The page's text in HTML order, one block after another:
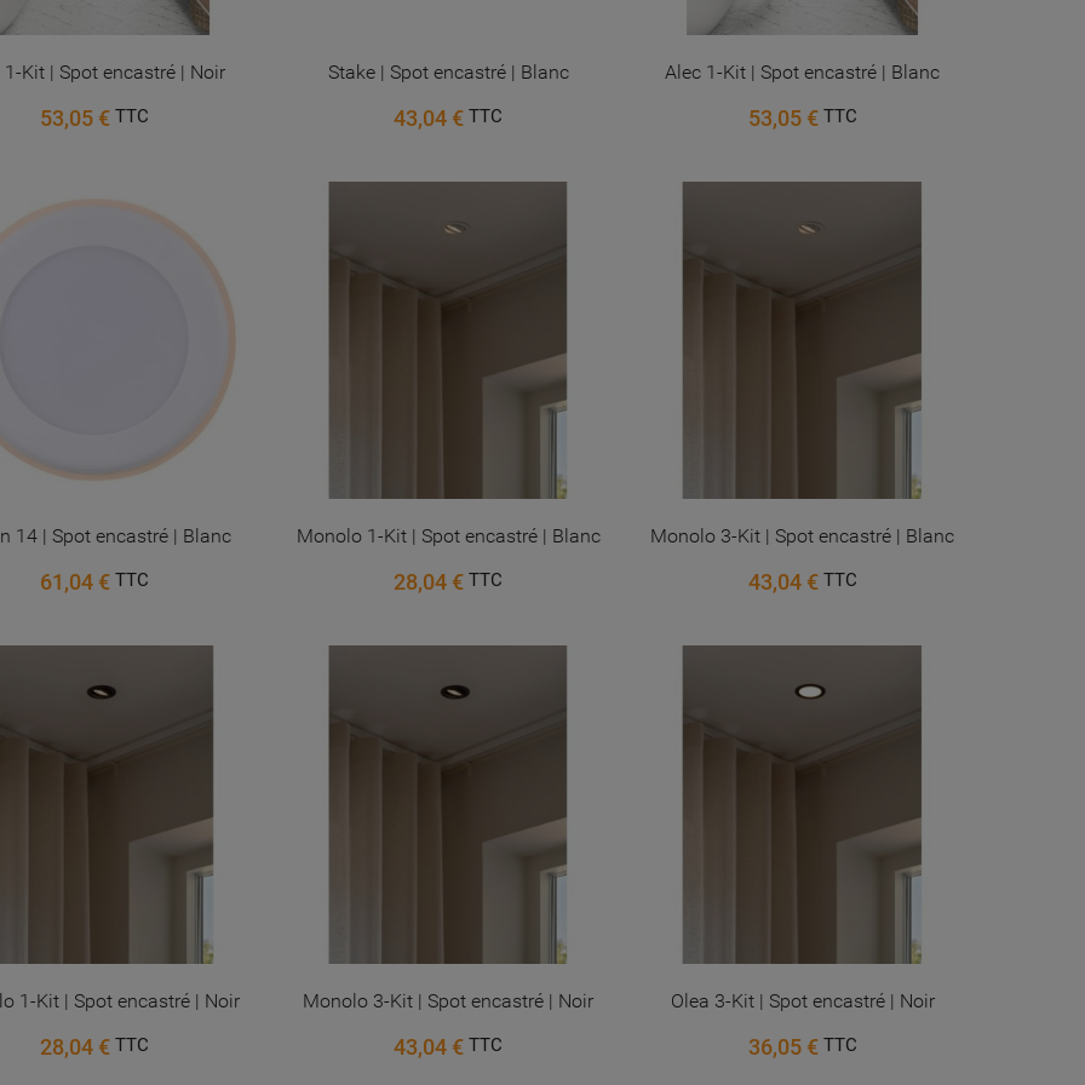
1-Kit | Spot encastré | Noir
53,05 € TTC
Stake | Spot encastré | Blanc
43,04 €TTC
Alec 1-Kit | Spot encastré | Blanc
53,05 € TTC
14 | Spot encastré | Blanc
61,04 € TTC
Monolo 1-Kit | Spot encastré | Blanc
28,04 €TTC
Monolo 3-Kit | Spot encastré | Blanc
43,04 € TTC
1-Kit | Spot encastré | Noir
28,04 € TTC
Monolo 3-Kit | Spot encastré | Noir
43,04 €TTC
Olea 3-Kit | Spot encastré | Noir
36,05 € TTC